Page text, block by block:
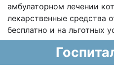
амбулаторном лечении
лекарственные средства
бесплатно и на льготных